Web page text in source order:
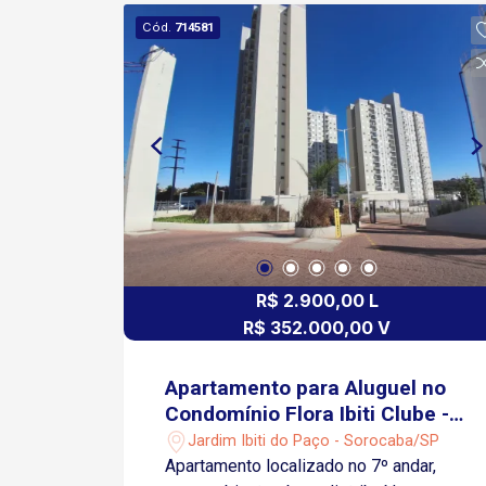
Área de serviço Armários planejados
Piso laminado 1 Vaga de garagem
coberta Condomínio: Portaria 24 horas
Piscina Adulto e Infantil Playground
Ideal para quem procura um
apartamento moderno, bem localizado
e com aproveitamento dos espaços,
perfeito para morar ou investir. Agende
sua visita e venha conhecer este
excelente imóvel!
Cód. 714581
R$ 2.900,00 L
R$ 352.000,00 V
Apartamento para Aluguel no
Condomínio Flora Ibiti Clube -
Sorocaba/SP
Jardim Ibiti do Paço - Sorocaba/SP
Apartamento localizado no 7º andar,